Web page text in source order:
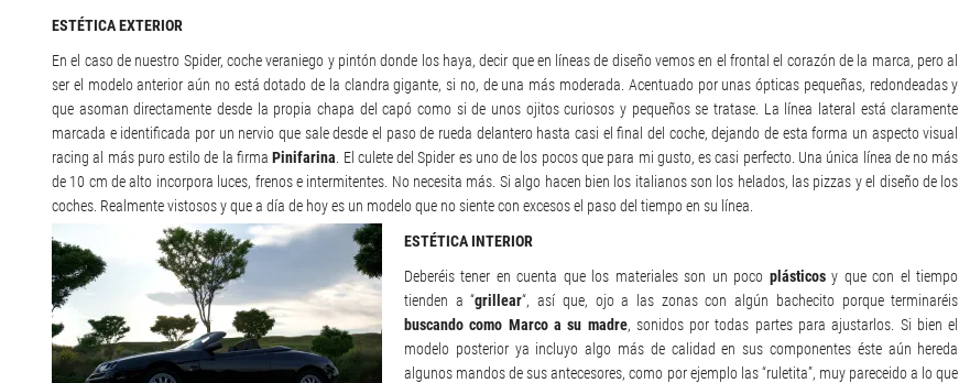
ESTÉTICA EXTERIOR
En el caso de nuestro Spider, coche veraniego y pintón donde los haya, decir que en líneas de diseño vemos en el frontal el corazón de la marca, pero al
ser el modelo anterior aún no está dotado de la clandra gigante, si no, de una más moderada. Acentuado por unas ópticas pequeñas, redondeadas y
que asoman directamente desde la propia chapa del capó como si de unos ojitos curiosos y pequeños se tratase. La línea lateral está claramente
marcada e identificada por un nervio que sale desde el paso de rueda delantero hasta casi el final del coche, dejando de esta forma un aspecto visual
racing al más puro estilo de la firmaPinifarina . El culete del Spider es uno de los pocos que para mi gusto, es casi perfecto. Una única línea de no más
de 10 cm de alto incorpora luces, frenos e intermitentes. No necesita más. Si algo hacen bien los italianos son los helados, las pizzas y el diseño de los
coches. Realmente vistosos y que a día de hoy es un modelo que no siente con excesos el paso del tiempo en su línea.
ESTÉTICA INTERIOR
Deberéis tener en cuenta que los materiales son un poco plásticosy que con el tiempo
tienden a “grillear“, así que, ojo a las zonas con algún bachecito porque terminaréis
buscando como Marco a su madre, sonidos por todas partes para ajustarlos. Si bien el
modelo posterior ya incluyo algo más de calidad en sus componentes éste aún hereda
algunos mandos de sus antecesores, como por ejemplo las “ruletita”, muy pareceido a lo que